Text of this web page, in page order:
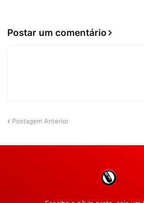
Postar um comentário
Postagem Anterior